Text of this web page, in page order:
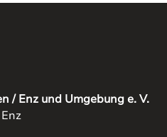
/ Enz und Umgebung e. V.